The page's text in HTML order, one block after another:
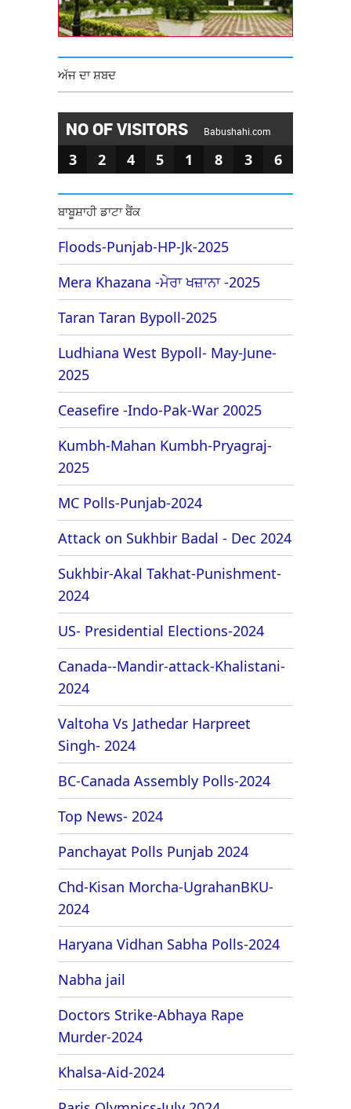
ਅੱਜ ਦਾ ਸ਼ਬਦ
NO OF VISITORS Babushahi.com
3 2 4 5 1 8 3 6
ਬਾਬੂਸ਼ਾਹੀ ਡਾਟਾ ਬੈਂਕ
Floods-Punjab-HP-Jk-2025
Mera Khazana -ਮੇਰਾ ਖਜ਼ਾਨਾ -2025
Taran Taran Bypoll-2025
Ludhiana West Bypoll- May-June-
2025
Ceasefire -Indo-Pak-War 20025
Kumbh-Mahan Kumbh-Pryagraj-
2025
MC Polls-Punjab-2024
Attack on Sukhbir Badal - Dec 2024
Sukhbir-Akal Takhat-Punishment-
2024
US- Presidential Elections-2024
Canada--Mandir-attack-Khalistani-
2024
Valtoha Vs Jathedar Harpreet
Singh- 2024
BC-Canada Assembly Polls-2024
Top News- 2024
Panchayat Polls Punjab 2024
Chd-Kisan Morcha-UgrahanBKU-
2024
Haryana Vidhan Sabha Polls-2024
Nabha jail
Doctors Strike-Abhaya Rape
Murder-2024
Khalsa-Aid-2024